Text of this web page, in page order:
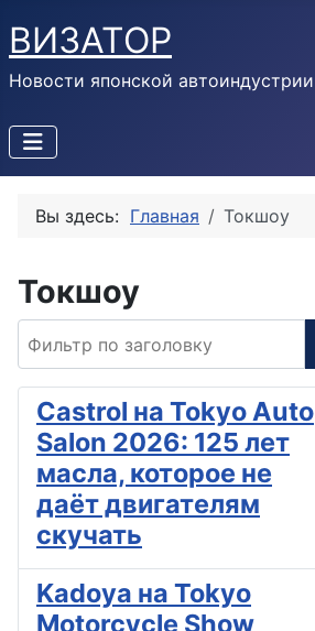
ВИЗАТОР
Новости японской автоиндустрии
Вы здесь: Главная Токшоу
Токшоу
Castrol на Tokyo Auto
Salon 2026: 125 лет
масла, которое не
даёт двигателям
скучать
Kadoya на Tokyo
Motorcycle Show